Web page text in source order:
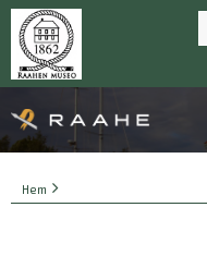
Länkstigar
You
Hem